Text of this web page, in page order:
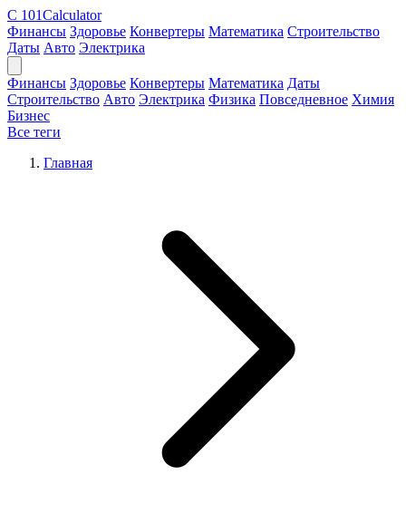
C 101Calculator
Финансы Здоровье Конвертеры Математика Строительство
Даты Авто Электрика
Финансы Здоровье Конвертеры Математика Даты
Строительство Авто Электрика Физика Повседневное Химия
Бизнес
Все теги
Главная